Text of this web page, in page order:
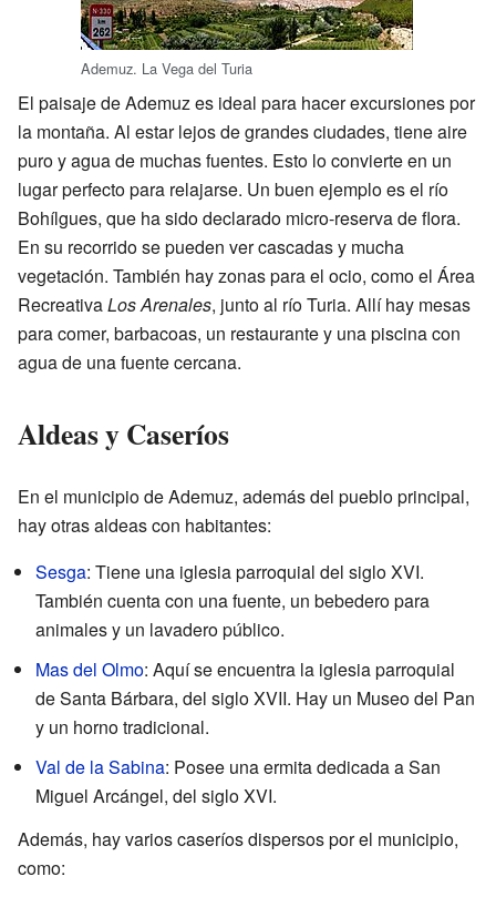
Ademuz. La Vega del Turia
El paisaje de Ademuz es ideal para hacer excursiones por
la montaña. Al estar lejos de grandes ciudades, tiene aire
puro y agua de muchas fuentes. Esto lo convierte en un
lugar perfecto para relajarse. Un buen ejemplo es el río
Bohílgues, que ha sido declarado micro-reserva de flora.
En su recorrido se pueden ver cascadas y mucha
vegetación. También hay zonas para el ocio, como el Área
RecreativaLos Arenales, junto al río Turia. Allí hay mesas
para comer, barbacoas, un restaurante y una piscina con
agua de una fuente cercana.
Aldeas y Caseríos
En el municipio de Ademuz, además del pueblo principal,
hay otras aldeas con habitantes:
Sesga: Tiene una iglesia parroquial del siglo XVI.
También cuenta con una fuente, un bebedero para
animales y un lavadero público.
Mas del Olmo: Aquí se encuentra la iglesia parroquial
de Santa Bárbara, del siglo XVII. Hay un Museo del Pan
y un horno tradicional.
Val de la Sabina: Posee una ermita dedicada a San
Miguel Arcángel, del siglo XVI.
Además, hay varios caseríos dispersos por el municipio,
como: